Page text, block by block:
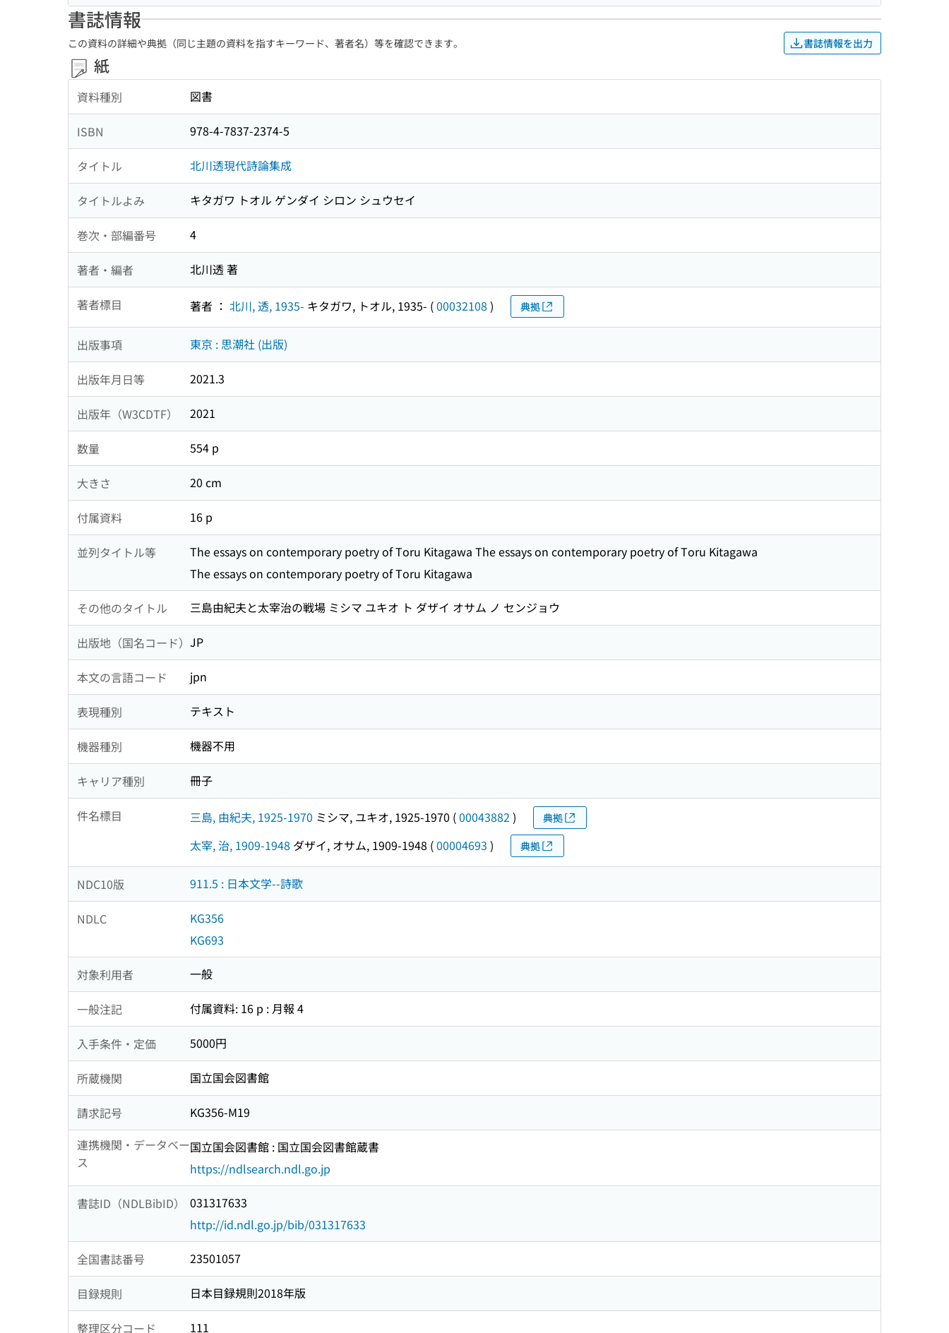
書誌情報
この資料の詳細や典拠（同じ主題の資料を指すキーワード、著者名）等を確認できます。 書誌情報を出力
紙
資料種別 図書
ISBN 978-4-7837-2374-5
タイトル 北川透現代詩論集成
タイトルよみ キタガワ トオル ゲンダイ シロン シュウセイ
巻次・部編番号 4
著者・編者 北川透 著
著者標目 著者 ： 北川, 透, 1935- キタガワ, トオル, 1935- (00032108 ) 典拠
出版事項 東京 : 思潮社 (出版)
出版年月日等 2021.3
出版年（W3CDTF） 2021
数量 554 p
大きさ 20 cm
付属資料 16 p
並列タイトル等
The essays on contemporary poetry of Toru Kitagawa The essays on contemporary poetry of Toru Kitagawa
The essays on contemporary poetry of Toru Kitagawa
その他のタイトル 三島由紀夫と太宰治の戦場 ミシマ ユキオ ト ダザイ オサム ノ センジョウ
出版地（国名コード） JP
本文の言語コード jpn
表現種別 テキスト
機器種別 機器不用
キャリア種別 冊子
件名標目 三島, 由紀夫, 1925-1970 ミシマ, ユキオ, 1925-1970 (00043882 ) 典拠
太宰, 治, 1909-1948 ダザイ, オサム, 1909-1948 (00004693 ) 典拠
NDC10版 911.5 : 日本文学--詩歌
NDLC
KG356
KG693
対象利用者 一般
一般注記 付属資料: 16 p : 月報 4
入手条件・定価 5000円
所蔵機関 国立国会図書館
請求記号
KG356-M19
連携機関・データベー
ス
国立国会図書館 : 国立国会図書館蔵書
https://ndlsearch.ndl.go.jp
書誌ID（NDLBibID）
031317633
http://id.ndl.go.jp/bib/031317633
全国書誌番号 23501057
目録規則 日本目録規則2018年版
整理区分コード 111